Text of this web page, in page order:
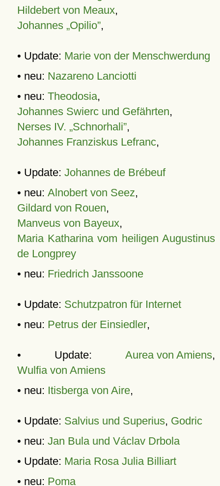
Hildebert von Meaux,
Johannes „Opilio”,
• Update: Marie von der Menschwerdung
• neu: Nazareno Lanciotti
• neu: Theodosia,
Johannes Swierc und Gefährten,
Nerses IV. „Schnorhali”,
Johannes Franziskus Lefranc,
• Update: Johannes de Brébeuf
• neu: Alnobert von Seez,
Gildard von Rouen,
Manveus von Bayeux,
Maria Katharina vom heiligen Augustinus
de Longprey
• neu: Friedrich Janssoone
• Update: Schutzpatron für Internet
• neu: Petrus der Einsiedler,
• Update: Aurea von Amiens,
Wulfia von Amiens
• neu: Itisberga von Aire,
• Update: Salvius und Superius, Godric
• neu: Jan Bula und Václav Drbola
• Update: Maria Rosa Julia Billiart
• neu: Poma